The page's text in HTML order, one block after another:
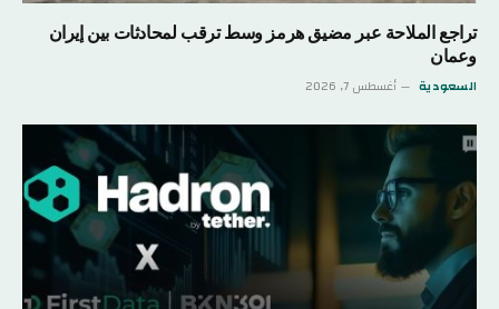
تراجع الملاحة عبر مضيق هرمز وسط ترقب لمحادثات بين إيران
وعمان
السعودية أغسطس 7, 2026